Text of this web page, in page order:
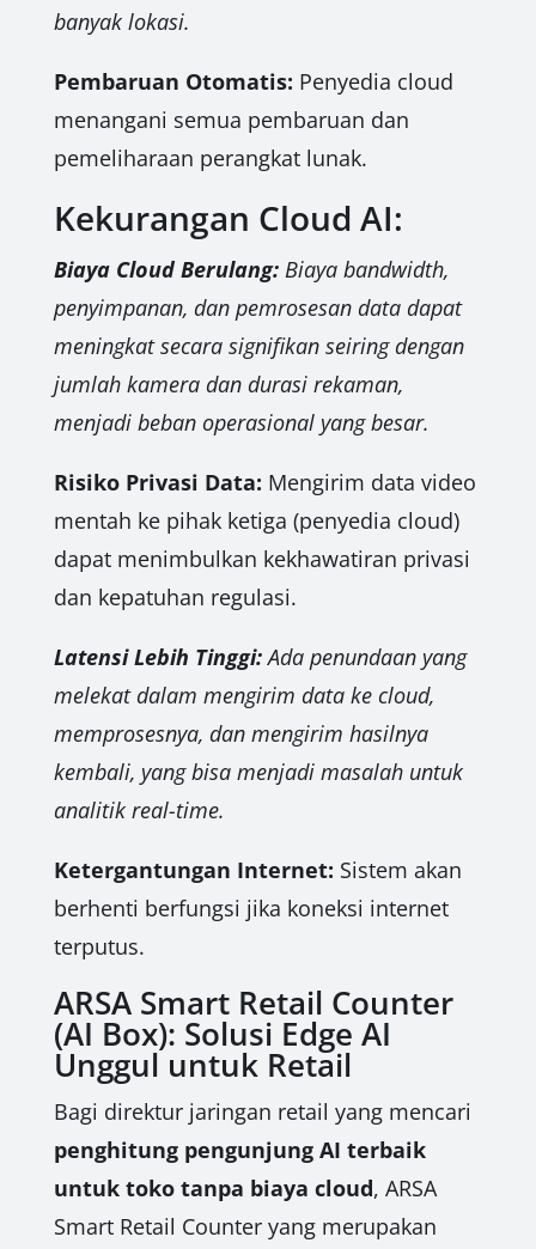
banyak lokasi.
Pembaruan Otomatis: Penyedia cloud
menangani semua pembaruan dan
pemeliharaan perangkat lunak.
Kekurangan Cloud AI:
Biaya Cloud Berulang:Biaya bandwidth,
penyimpanan, dan pemrosesan data dapat
meningkat secara signifikan seiring dengan
jumlah kamera dan durasi rekaman,
menjadi beban operasional yang besar.
Risiko Privasi Data: Mengirim data video
mentah ke pihak ketiga (penyedia cloud)
dapat menimbulkan kekhawatiran privasi
dan kepatuhan regulasi.
Latensi Lebih Tinggi:Ada penundaan yang
melekat dalam mengirim data ke cloud,
memprosesnya, dan mengirim hasilnya
kembali, yang bisa menjadi masalah untuk
analitik real-time.
Ketergantungan Internet: Sistem akan
berhenti berfungsi jika koneksi internet
terputus.
ARSA Smart Retail Counter
(AI Box): Solusi Edge AI
Unggul untuk Retail
Bagi direktur jaringan retail yang mencari
penghitung pengunjung AI terbaik
untuk toko tanpa biaya cloud, ARSA
Smart Retail Counter yang merupakan